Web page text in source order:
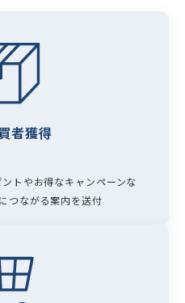
者獲得
トやお得なキャンペーンな
つながる案内を送付